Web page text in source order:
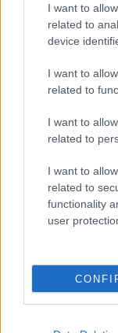
I want to
related to
device
I want to
related to
I want to
related to
I want to
related to
functionality
user
© 2026 Ecocentrica.it
Via Paradisino 5,
riservati.Preferenze
viene aggiornato
le pubblicazioni
marzo 2001.